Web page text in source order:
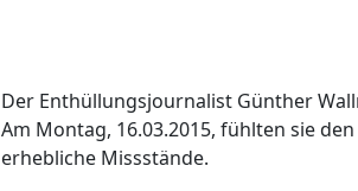
Der Enthüllungsjournalist Günther
Am Montag, 16.03.2015, fühlten sie
erhebliche Missstände.